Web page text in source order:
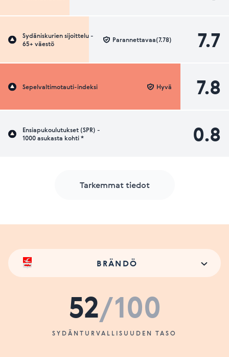
Sydäniskurien sijoittelu -
65+ väestö
7.7
Parannettavaa(7.78)
Sepelvaltimotauti-indeksi 7.8
Hyvä
Ensiapukoulutukset (SPR) -
1000 asukasta kohti *
0.8
Tarkemmat tiedot
BRÄNDÖ
52/100
SYDÄNTURVALLISUUDEN TASO